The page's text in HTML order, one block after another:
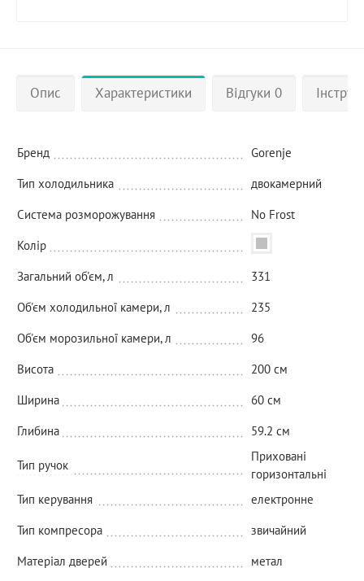
Опис Характеристики Відгуки 0
Бренд
Gorenje
Тип холодильника
двокамерний
Система розморожування
No Frost
Колір
Загальний об'єм, л
331
Об'єм холодильної камери, л
235
Об'єм морозильної камери, л
96
Висота
200 см
Ширина
60 см
Глибина
59.2 см
Тип ручок
Приховані
горизонтальні
Тип керування
електронне
Тип компресора
звичайний
Матеріал дверей
метал